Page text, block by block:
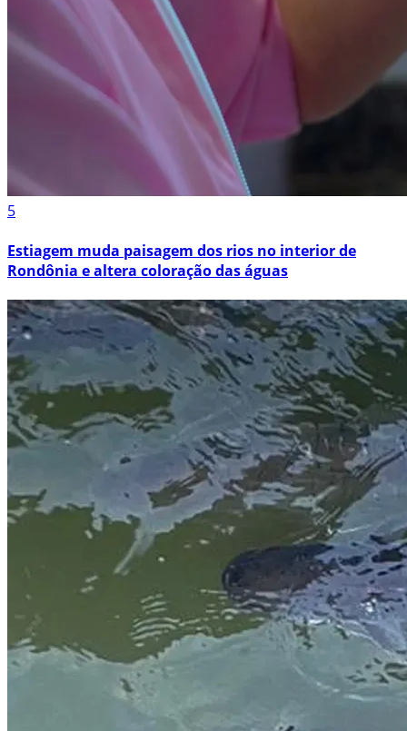
5
Estiagem muda paisagem dos rios no interior de
Rondônia e altera coloração das águas